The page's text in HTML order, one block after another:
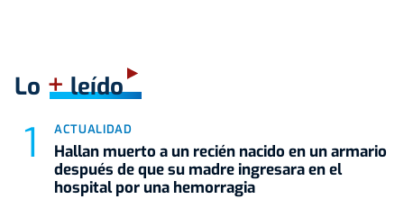
Lo +leído
ACTUALIDAD
Hallan muerto a un recién nacido en un armario
después de que su madre ingresara en el
hospital por una hemorragia